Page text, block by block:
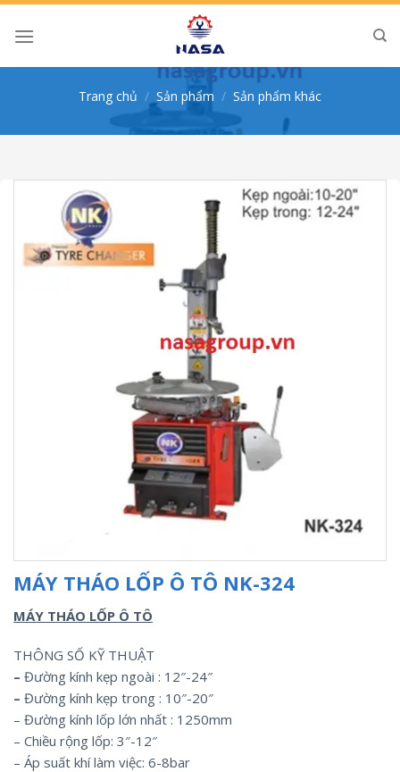
Skip
Trang chủ / Sản phẩm / Sản phẩm khác
MÁY THÁO LỐP Ô TÔ NK-324
MÁY THÁO LỐP Ô TÔ
THÔNG SỐ KỸ THUẬT
– Đường kính kẹp ngoài : 12″-24″
– Đường kính kẹp trong : 10″-20″
– Đường kính lốp lớn nhất : 1250mm
– Chiều rộng lốp: 3″-12″
– Áp suất khí làm việc: 6-8bar